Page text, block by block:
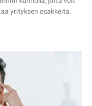
yrityksen osakkeita.